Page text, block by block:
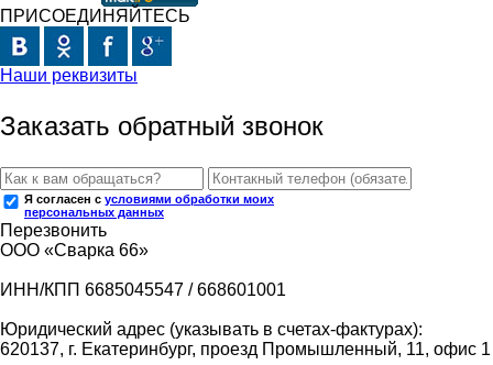
ПРИСОЕДИНЯЙТЕСЬ
Наши реквизиты
Заказать обратный звонок
Я согласен с условиями обработки моих
персональных данных
Перезвонить
ООО «Сварка 66»
ИНН/КПП 6685045547 / 668601001
Юридический адрес (указывать в счетах-фактурах):
620137, г. Екатеринбург, проезд Промышленный, 11, офис 1